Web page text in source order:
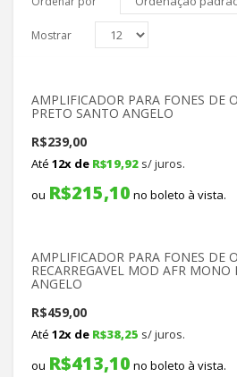
Mostrar
AMPLIFICADOR PARA FONES DE
PRETO SANTO ANGELO
R$239,00
Até 12x de R$19,92 s/ juros.
ou R$215,10 no boleto à vista.
AMPLIFICADOR PARA FONES DE
RECARREGAVEL MOD AFR MONO
ANGELO
R$459,00
Até 12x de R$38,25 s/ juros.
ou R$413,10 no boleto à vista.